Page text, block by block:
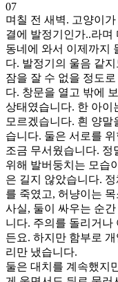
07
며칠 전 새벽. 고양이
결에 발정기인가..라며
동네에 와서 이제까지
다. 발정기의 울음 같
잠을 잘 수 없을 정도
다. 창문을 열고 밖에
상태였습니다. 한 아
모르겠습니다. 흰 양
습니다. 둘은 서로를
조금 무서웠습니다. 정
위해 발버둥치는 모습
은 길지 않았습니다.
를 죽였고, 허냥이는
사실, 둘이 싸우는 순
니다. 주의를 돌리거나
든요. 하지만 함부로
리만 냈습니다.
둘은 대치를 계속했지